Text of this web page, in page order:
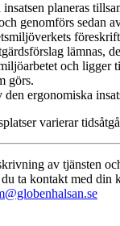
planeras
genomförs sedan
lämnas,
och ligger
görs.
ergonomiska
varierar
av tjänsten
ta kontakt med din